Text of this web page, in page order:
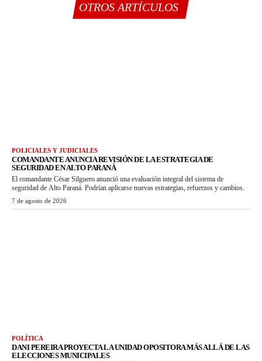
OTROS ARTÍCULOS
POLICIALES Y JUDICIALES
COMANDANTE ANUNCIA REVISIÓN DE LA ESTRATEGIA DE
SEGURIDAD EN ALTO PARANÁ
El comandante César Silguero anunció una evaluación integral del sistema de
seguridad de Alto Paraná. Podrían aplicarse nuevas estrategias, refuerzos y cambios.
7 de agosto de 2026
POLÍTICA
DANI PEREIRA PROYECTA LA UNIDAD OPOSITORA MÁS ALLÁ DE LAS
ELECCIONES MUNICIPALES